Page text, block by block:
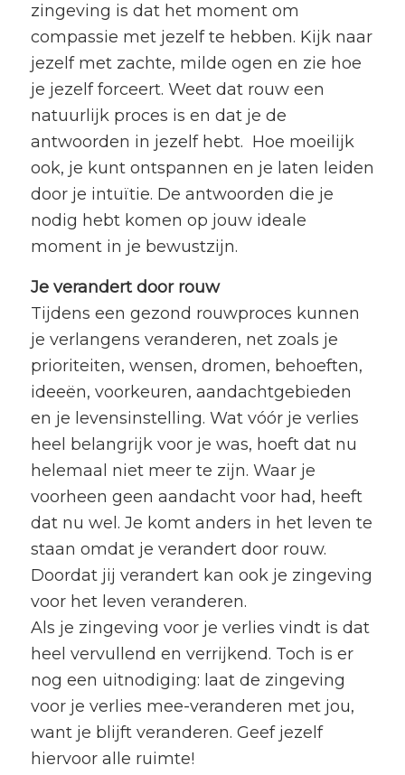
zingeving is dat het moment om
compassie met jezelf te hebben. Kijk naar
jezelf met zachte, milde ogen en zie hoe
je jezelf forceert. Weet dat rouw een
natuurlijk proces is en dat je de
antwoorden in jezelf hebt. Hoe moeilijk
ook, je kunt ontspannen en je laten leiden
door je intuïtie. De antwoorden die je
nodig hebt komen op jouw ideale
moment in je bewustzijn.
Je verandert door rouw
Tijdens een gezond rouwproces kunnen
je verlangens veranderen, net zoals je
prioriteiten, wensen, dromen, behoeften,
ideeën, voorkeuren, aandachtgebieden
en je levensinstelling. Wat vóór je verlies
heel belangrijk voor je was, hoeft dat nu
helemaal niet meer te zijn. Waar je
voorheen geen aandacht voor had, heeft
dat nu wel. Je komt anders in het leven te
staan omdat je verandert door rouw.
Doordat jij verandert kan ook je zingeving
voor het leven veranderen.
Als je zingeving voor je verlies vindt is dat
heel vervullend en verrijkend. Toch is er
nog een uitnodiging: laat de zingeving
voor je verlies mee-veranderen met jou,
want je blijft veranderen. Geef jezelf
hiervoor alle ruimte!